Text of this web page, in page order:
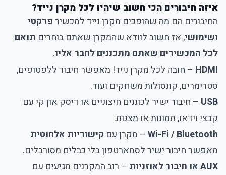
איזה חיבורים הכי חשוב שיהיו לכל מקרן נייד?
החיבורים הם מה שהופכים מקרן נייד למכשירפרקטי
ושימושי, אז חשוב לוודא שהמקרן שאתם בוחרים תואם
לכל המכשירים שאתם מתכננים לחבר אליו.
HDMI – חובה לכל מקרן נייד! מאפשר חיבור ללפטופים,
סטרימרים, קונסולות משחקים ועוד.
USB – חיבור ישיר לכוננים חיצוניים או דיסק און קי עם
קבצי וידאו, תמונות או מצגות.
Wi-Fi / Bluetooth – מקרן עם קישוריות אלחוטית
מאפשר חיבור ישיר לסמארטפון בלי כבלים מסורבלים.
AUX או חיבור לאוזניות
– רוב המקרנים מגיעים עם